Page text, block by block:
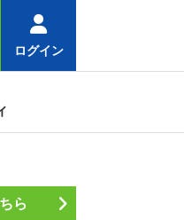
ログイン
ら